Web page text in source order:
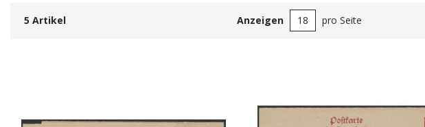
5 Artikel Anzeigen pro Seite